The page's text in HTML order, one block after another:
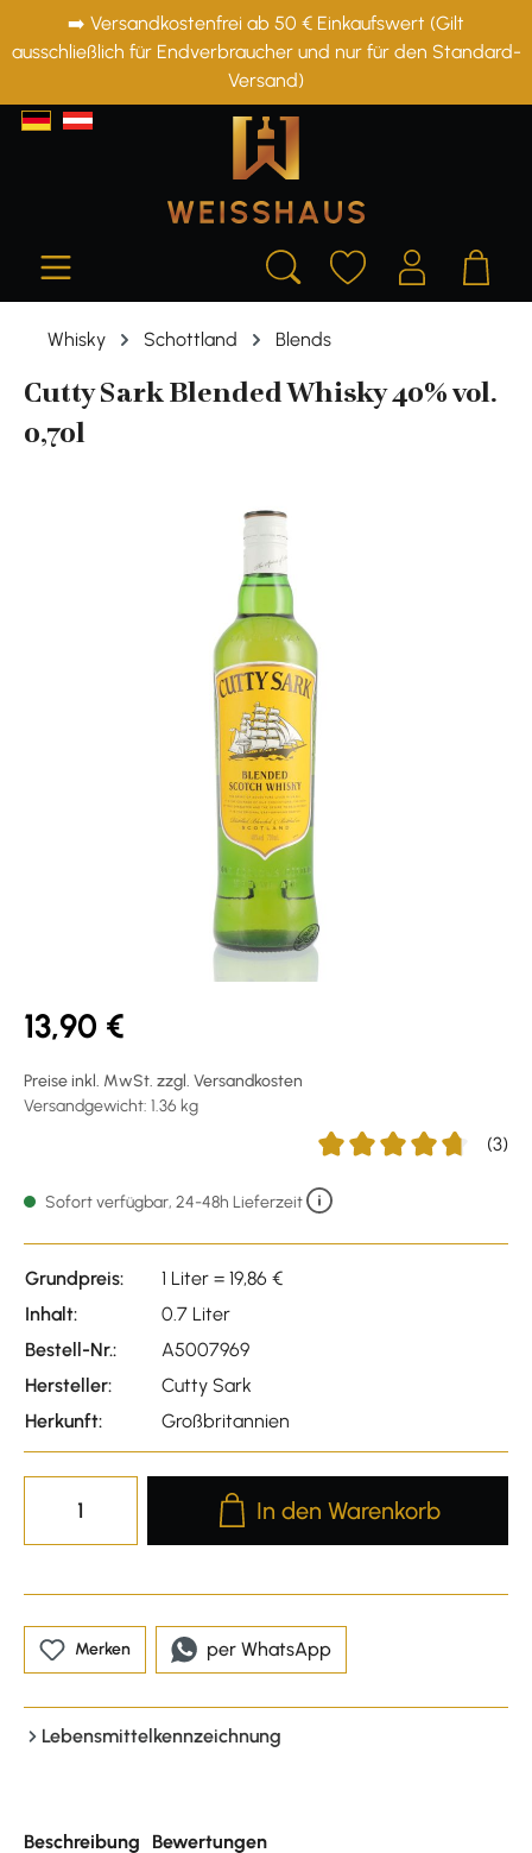
springen
➡️ Versandkostenfrei ab 50 € Einkaufswert (Gilt
ausschließlich für Endverbraucher und nur für den Standard-
Versand)
Whisky Schottland Blends
Cutty Sark Blended Whisky 40% vol.
0,70l
13,90 €
Preise inkl. MwSt. zzgl. Versandkosten
Versandgewicht: 1.36 kg
(3)
Sofort verfügbar, 24-48h Lieferzeit
Grundpreis:
1 Liter = 19,86 €
Inhalt:
0.7 Liter
Bestell-Nr.:
A5007969
Hersteller:
Cutty Sark
Herkunft:
Großbritannien
Produkt Anzahl: Gib den
In den Warenkorb
Merken per WhatsApp
Lebensmittelkennzeichnung
Beschreibung Bewertungen